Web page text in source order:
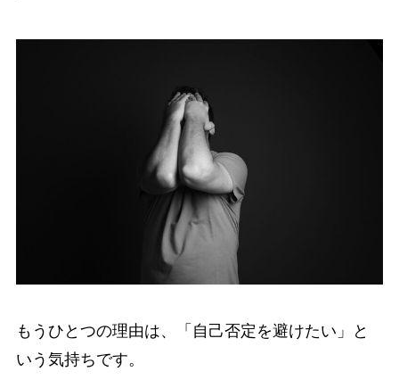
もうひとつの理由は、「自己否定を避けたい」と
いう気持ちです。